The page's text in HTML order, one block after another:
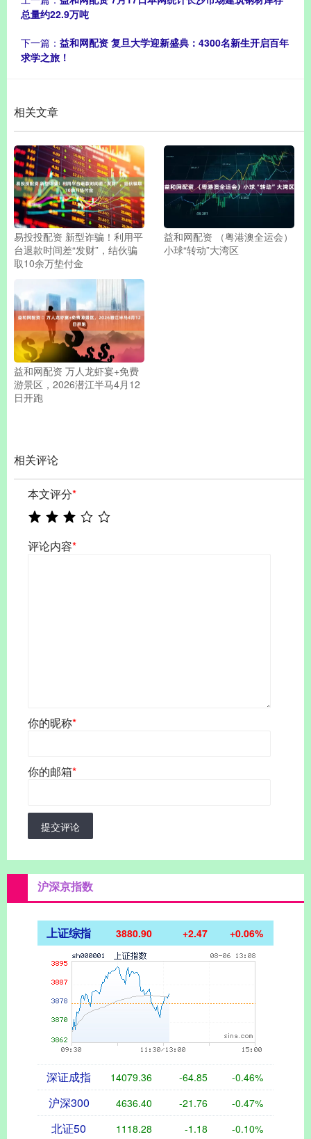
总量约22.9万吨
下一篇： 益和网配资 复旦大学迎新盛典：4300名新生开启百年
求学之旅！
相关文章
易投投配资 新型诈骗！利用平
台退款时间差“发财”，结伙骗
取10余万垫付金
益和网配资 （粤港澳全运会）
小球“转动”大湾区
益和网配资 ​万人龙虾宴+免费
游景区，2026潜江半马4月12
日开跑
相关评论
本文评分*
评论内容*
你的昵称*
你的邮箱*
提交评论
沪深京指数
上证综指 3880.90 +2.47 +0.06%
深证成指 14079.36 -64.85 -0.46%
沪深300 4636.40 -21.76 -0.47%
北证50 1118.28 -1.18 -0.10%